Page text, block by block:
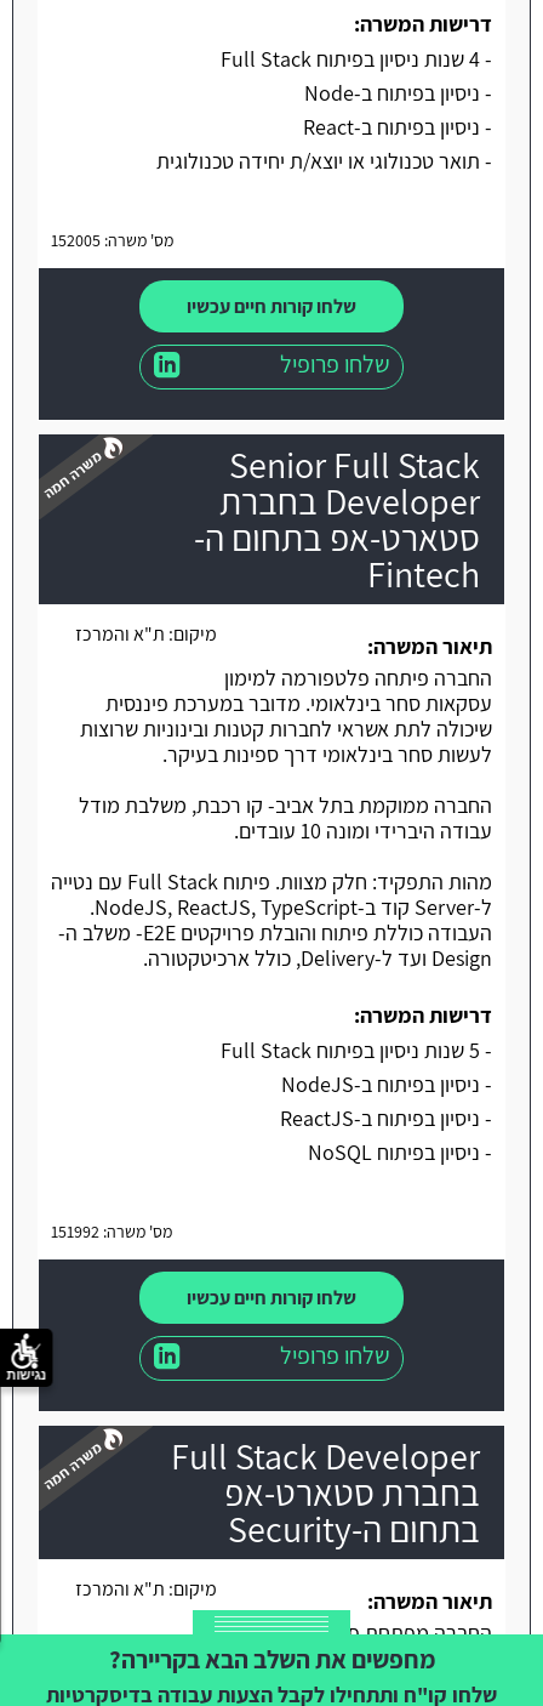
דרישות המשרה:
- 4 שנות ניסיון בפיתוח Full Stack
- ניסיון בפיתוח ב-Node
- ניסיון בפיתוח ב-React
- תואר טכנולוגי או יוצא/ת יחידה טכנולוגית
מס' משרה: 152005
שלחו קורות חיים עכשיו
שלחו פרופיל
Senior Full Stack
Developer בחברת
סטארט-אפ בתחום ה-
Fintech
מיקום: ת"א והמרכז
תיאור המשרה:
החברה פיתחה פלטפורמה למימון
עסקאות סחר בינלאומי. מדובר במערכת פיננסית
שיכולה לתת אשראי לחברות קטנות ובינוניות שרוצות
לעשות סחר בינלאומי דרך ספינות בעיקר.
החברה ממוקמת בתל אביב- קו רכבת, משלבת מודל
עבודה היברידי ומונה 10 עובדים.
מהות התפקיד: חלק מצוות. פיתוח Full Stack עם נטייה
ל-Server קוד ב-NodeJS, ReactJS, TypeScript.
העבודה כוללת פיתוח והובלת פרויקטים E2E- משלב ה-
Design ועד ל-Delivery, כולל ארכיטקטורה.
דרישות המשרה:
- 5 שנות ניסיון בפיתוח Full Stack
- ניסיון בפיתוח ב-NodeJS
- ניסיון בפיתוח ב-ReactJS
- ניסיון בפיתוח NoSQL
מס' משרה: 151992
שלחו קורות חיים עכשיו
שלחו פרופיל
Full Stack Developer
בחברת סטארט-אפ
בתחום ה-Security
משרה חמה
מיקום: ת"א והמרכז
תיאור המשרה:
החברה מפתחת פלטפורמת פיתוח
בעולמות של Identity- עבור חברות SaaS אשר עונה
על כל צרכי המשתמש ודרישות פיתוח. המערכת
מחפשים את השלב הבא בקריירה?
שלחו קו"ח ותתחילו לקבל הצעות עבודה בדיסקרטיות
נגישות